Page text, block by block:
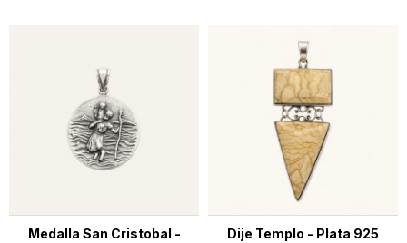
Medalla San Cristobal -
Dije Templo - Plata 925